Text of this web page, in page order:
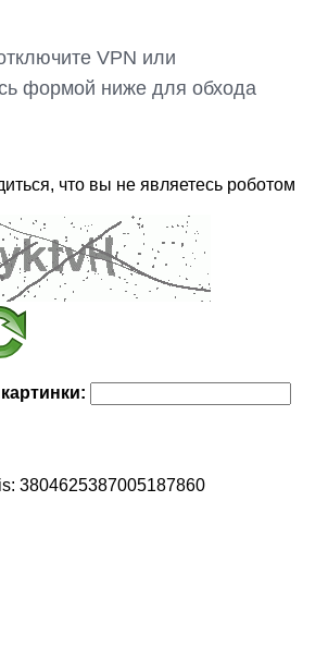
VPN или
формой ниже для обхода
что вы не являетесь роботом
3804625387005187860